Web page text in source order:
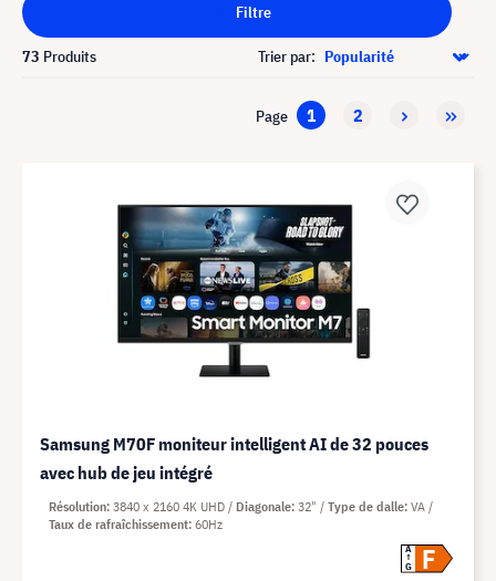
Filtre
73 Produits Trier par:
Page 1 2
Samsung M70F moniteur intelligent AI de 32 pouces
avec hub de jeu intégré
A
G
F
Résolution 3840 x 2160 4K UHD Diagonale 32" Type de dalle VA
Taux de rafraîchissement 60Hz